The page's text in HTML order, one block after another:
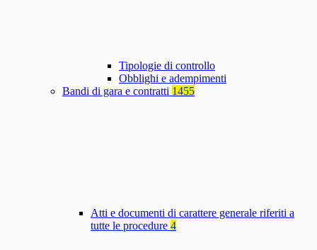
Tipologie di controllo
Obblighi e adempimenti
Bandi di gara e contratti 1455
Atti e documenti di carattere generale riferiti a
tutte le procedure 4